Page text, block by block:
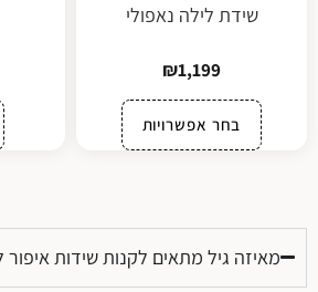
שידת לילה נאפולי
₪1,199
בחר אפשרויות
מאיזה גיל מתאים לקנות שידות איפור